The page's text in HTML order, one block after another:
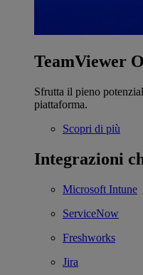
TeamViewer
Sfrutta il pieno
piattaforma.
Scopri di più
Integrazioni
Microsoft Intune
ServiceNow
Freshworks
Jira